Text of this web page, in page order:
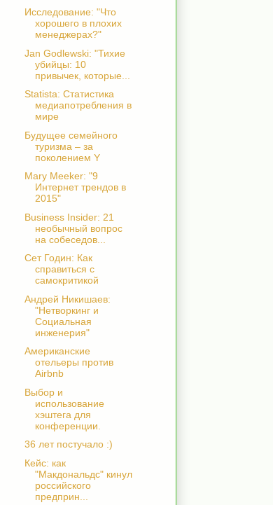
Исследование: "Что
хорошего в плохих
менеджерах?"
Jan Godlewski: "Тихие
убийцы: 10
привычек, которые...
Statista: Статистика
медиапотребления в
мире
Будущее семейного
туризма – за
поколением Y
Mary Meeker: "9
Интернет трендов в
2015"
Business Insider: 21
необычный вопрос
на собеседов...
Сет Годин: Как
справиться с
самокритикой
Андрей Никишаев:
"Нетворкинг и
Социальная
инженерия"
Американские
отельеры против
Airbnb
Выбор и
использование
хэштега для
конференции.
36 лет постучало :)
Кейс: как
"Макдональдс" кинул
российского
предприн...